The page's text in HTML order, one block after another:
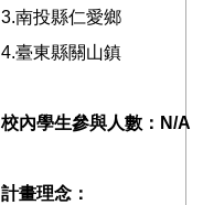
3.南投縣仁愛鄉
4.臺東縣關山鎮
校內學生參與人數：N/A
計畫理念：